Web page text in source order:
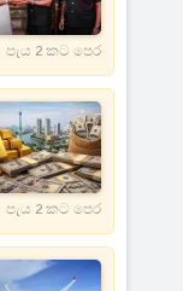
පැය 2 කට පෙර
පැය 2 කට පෙර